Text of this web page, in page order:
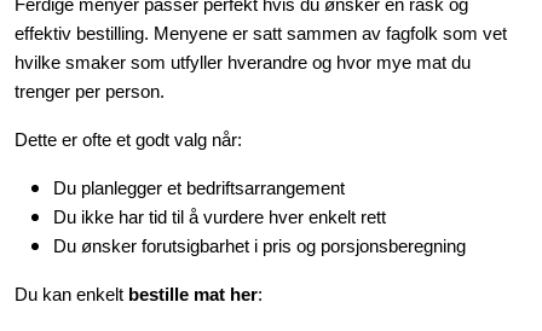
Ferdige menyer passer perfekt hvis du ønsker en rask og
effektiv bestilling. Menyene er satt sammen av fagfolk som vet
hvilke smaker som utfyller hverandre og hvor mye mat du
trenger per person.
Dette er ofte et godt valg når:
Du planlegger et bedriftsarrangement
Du ikke har tid til å vurdere hver enkelt rett
Du ønsker forutsigbarhet i pris og porsjonsberegning
Du kan enkelt bestille mat her: